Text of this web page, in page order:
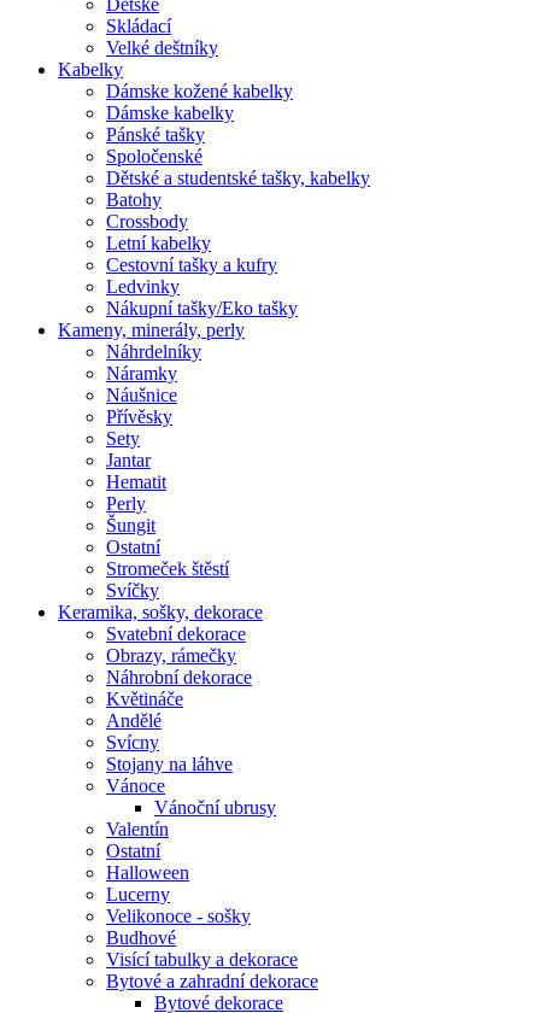
Skládací
Velké deštníky
Kabelky
Dámske kožené kabelky
Dámske kabelky
Pánské tašky
Spoločenské
Dětské a studentské tašky, kabelky
Batohy
Crossbody
Letní kabelky
Cestovní tašky a kufry
Ledvinky
Nákupní tašky/Eko tašky
Kameny, minerály, perly
Náhrdelníky
Náramky
Náušnice
Přívěsky
Sety
Jantar
Hematit
Perly
Šungit
Ostatní
Stromeček štěstí
Svíčky
Keramika, sošky, dekorace
Svatební dekorace
Obrazy, rámečky
Náhrobní dekorace
Květináče
Andělé
Svícny
Stojany na láhve
Vánoce
Vánoční ubrusy
Valentín
Ostatní
Halloween
Lucerny
Velikonoce - sošky
Budhové
Visící tabulky a dekorace
Bytové a zahradní dekorace
Bytové dekorace